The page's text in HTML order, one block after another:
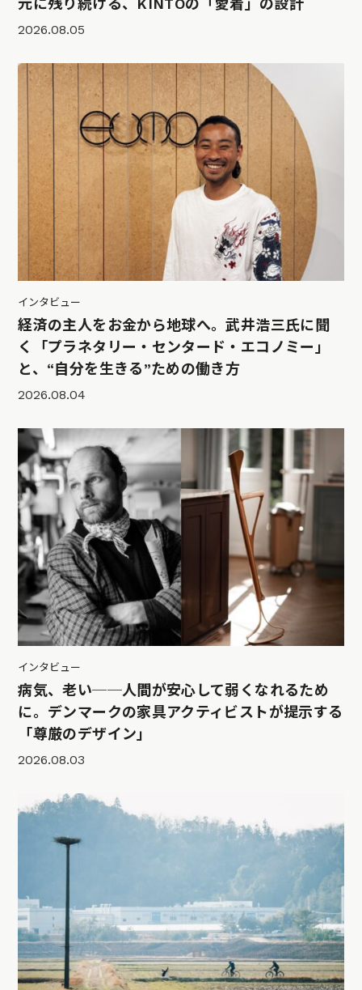
元に残り続ける、KINTOの「愛着」の設計
2026.08.05
インタビュー
経済の主人をお金から地球へ。武井浩三氏に聞
く「プラネタリー・センタード・エコノミー」
と、“自分を生きる”ための働き方
2026.08.04
インタビュー
病気、老い──人間が安心して弱くなれるため
に。デンマークの家具アクティビストが提示する
「尊厳のデザイン」
2026.08.03